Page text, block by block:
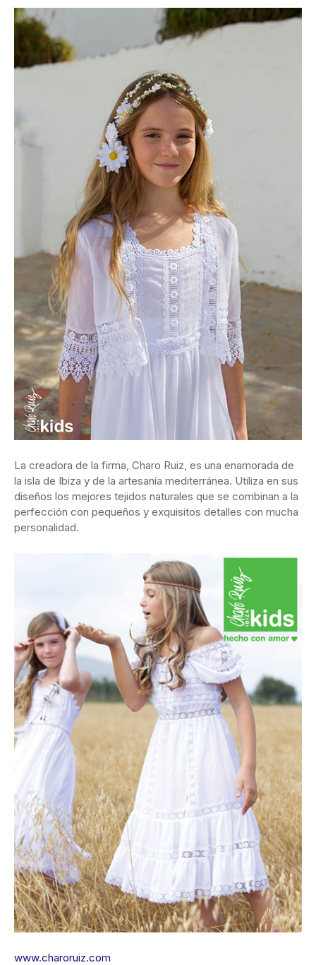
La creadora de la firma, Charo Ruiz, es una enamorada de
la isla de Ibiza y de la artesanía mediterránea. Utiliza en sus
diseños los mejores tejidos naturales que se combinan a la
perfección con pequeños y exquisitos detalles con mucha
personalidad.
www.charoruiz.com